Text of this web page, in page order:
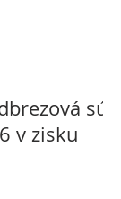
sú
v zisku